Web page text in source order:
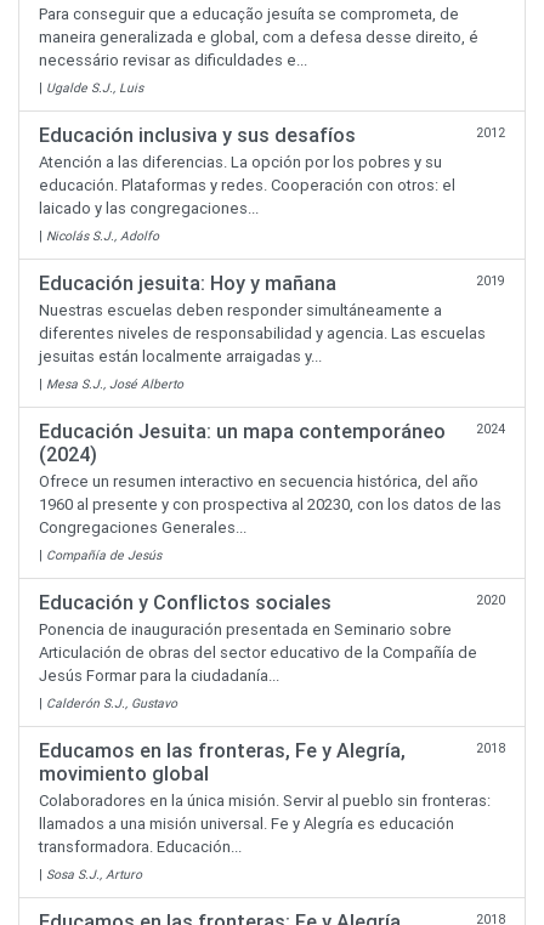
Para conseguir que a educação jesuíta se comprometa, de
maneira generalizada e global, com a defesa desse direito, é
necessário revisar as dificuldades e...
| Ugalde S.J., Luis
Educación inclusiva y sus desafíos 2012
Atención a las diferencias. La opción por los pobres y su
educación. Plataformas y redes. Cooperación con otros: el
laicado y las congregaciones...
| Nicolás S.J., Adolfo
Educación jesuita: Hoy y mañana 2019
Nuestras escuelas deben responder simultáneamente a
diferentes niveles de responsabilidad y agencia. Las escuelas
jesuitas están localmente arraigadas y...
| Mesa S.J., José Alberto
Educación Jesuita: un mapa contemporáneo
(2024)
2024
Ofrece un resumen interactivo en secuencia histórica, del año
1960 al presente y con prospectiva al 20230, con los datos de las
Congregaciones Generales...
| Compañía de Jesús
Educación y Conflictos sociales 2020
Ponencia de inauguración presentada en Seminario sobre
Articulación de obras del sector educativo de la Compañía de
Jesús Formar para la ciudadanía...
| Calderón S.J., Gustavo
Educamos en las fronteras, Fe y Alegría,
movimiento global
2018
Colaboradores en la única misión. Servir al pueblo sin fronteras:
llamados a una misión universal. Fe y Alegría es educación
transformadora. Educación...
| Sosa S.J., Arturo
2018